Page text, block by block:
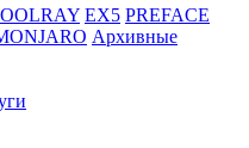
EX5 PREFACE
Архивные